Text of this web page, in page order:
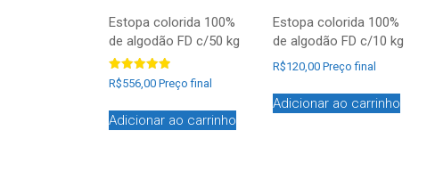
Estopa colorida 100%
de algodão FD c/50 kg
Avaliação
5.00
R$556,00 Preço final
Adicionar ao carrinho
Estopa colorida 100%
de algodão FD c/10 kg
R$120,00 Preço final
Adicionar ao carrinho